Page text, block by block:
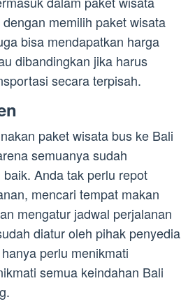
memilih paket wisata
bisa mendapatkan harga
dibandingkan jika harus
secara terpisah.
paket wisata bus ke Bali
semuanya sudah
Anda tak perlu repot
mencari tempat makan
mengatur jadwal perjalanan
diatur oleh pihak penyedia
perlu menikmati
semua keindahan Bali